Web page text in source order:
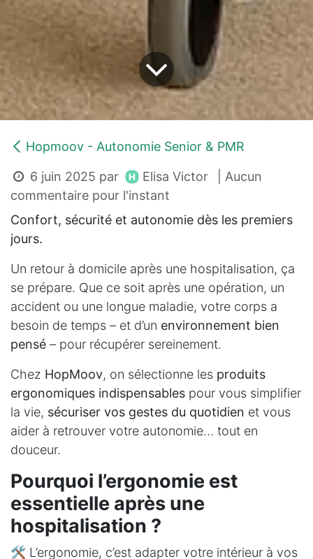
Hopmoov - Autonomie Senior & PMR
6 juin 2025 par Elisa Victor
| Aucun
commentaire pour l'instant
Confort, sécurité et autonomie dès les premiers
jours.
Un retour à domicile après une hospitalisation, ça
se prépare. Que ce soit après une opération, un
accident ou une longue maladie, votre corps a
besoin de temps – et d’un environnement bien
pensé – pour récupérer sereinement.
Chez HopMoov, on sélectionne les produits
ergonomiques indispensables pour vous simplifier
la vie, sécuriser vos gestes du quotidien et vous
aider à retrouver votre autonomie… tout en
douceur.
Pourquoi l’ergonomie est
essentielle après une
hospitalisation ?
🛠️ L’ergonomie, c’est adapter votre intérieur à vos